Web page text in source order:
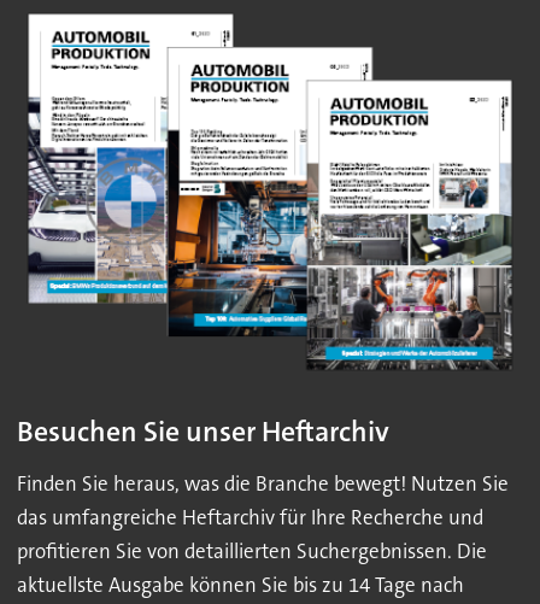
Besuchen Sie unser Heftarchiv
Finden Sie heraus, was die Branche bewegt! Nutzen Sie
das umfangreiche Heftarchiv für Ihre Recherche und
profitieren Sie von detaillierten Suchergebnissen. Die
aktuellste Ausgabe können Sie bis zu 14 Tage nach